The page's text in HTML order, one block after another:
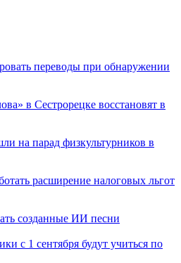
переводы при обнаружении
в Сестрорецке восстановят в
на парад физкультурников в
расширение налоговых льгот
созданные ИИ песни
с 1 сентября будут учиться по